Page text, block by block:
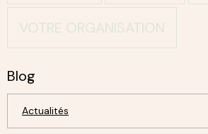
VOTRE ORGANISATION
Blog
Actualités